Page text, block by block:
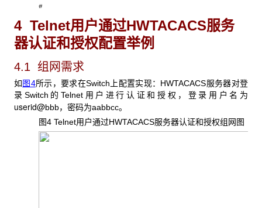
#
4 Telnet用户通过HWTACACS服务
器认证和授权配置举例
4.1 组网需求
如图4所示，要求在Switch上配置实现：HWTACACS服务器对登
录Switch的Telnet用户进行认证和授权，登录用户名为
userid@bbb，密码为aabbcc。
图4 Telnet用户通过HWTACACS服务器认证和授权组网图